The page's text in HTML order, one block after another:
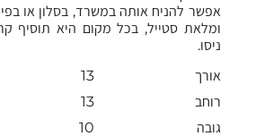
אפשר להניח אותה במשרד, בסלון או
ומלאת סטייל, בכל מקום היא תוסיף
ניסו.
אורך
13
רוחב
13
גובה
10